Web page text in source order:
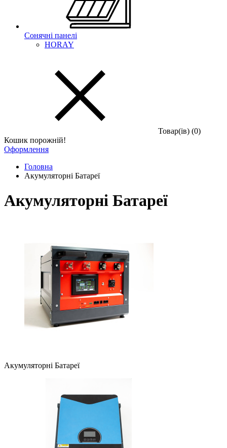
Сонячні панелі
HORAY
Товар(iв) (0)
Кошик порожній!
Оформлення
Головна
Акумуляторні Батареї
Акумуляторні Батареї
Акумуляторні Батареї